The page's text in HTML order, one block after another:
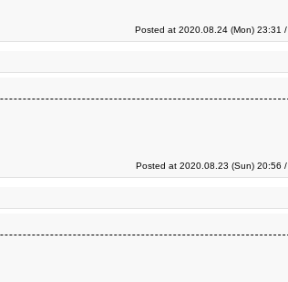
Posted at 2020.08.24 (Mon) 23:31 /
Posted at 2020.08.23 (Sun) 20:56 /